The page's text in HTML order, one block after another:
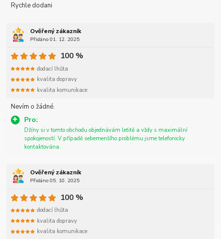
Rychle dodani
Ověřený zákazník
Přidáno 01. 12. 2025
Nevím o žádné.
Pro:
Džíny si v tomto obchodu objednávám letitě a vždy s maximální
spokojeností. V případě sebemenšího problému jsme telefonicky
kontaktována.
100 %
dodací lhůta
kvalita dopravy
kvalita komunikace
Ověřený zákazník
Přidáno 05. 10. 2025
100 %
dodací lhůta
kvalita dopravy
kvalita komunikace